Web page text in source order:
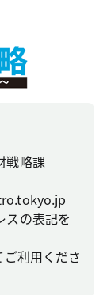
戦略課
スの表記を
利用くださ